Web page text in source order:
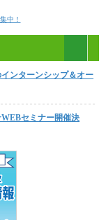
中！
ンターンシップ＆オー
セミナー開催決